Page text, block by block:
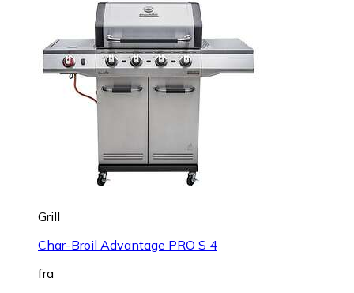
Grill
Char-Broil Advantage PRO S 4
fra